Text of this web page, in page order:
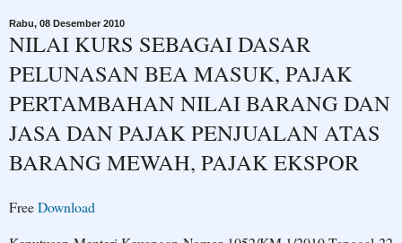
Rabu, 08 Desember 2010
NILAI KURS SEBAGAI DASAR
PELUNASAN BEA MASUK, PAJAK
PERTAMBAHAN NILAI BARANG DAN
JASA DAN PAJAK PENJUALAN ATAS
BARANG MEWAH, PAJAK EKSPOR
FreeDownload